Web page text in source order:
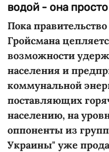
водой - она просто
Пока
Гройсмана
возможности
населения и
коммунальной
поставляющих
населению, на
оппоненты из
Украины" уже